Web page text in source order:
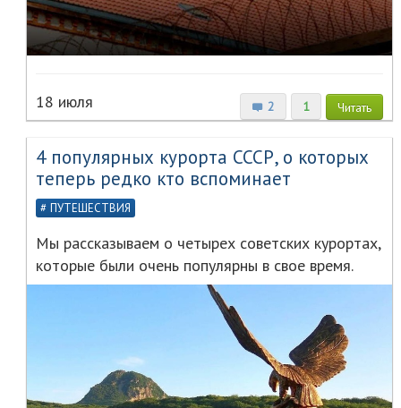
2 1 Читать
18 июля
4 популярных курорта СССР, о которых
теперь редко кто вспоминает
ПУТЕШЕСТВИЯ
Мы рассказываем о четырех советских курортах,
которые были очень популярны в свое время.